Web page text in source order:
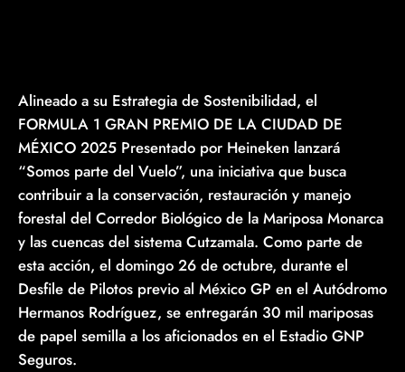
Alineado a su Estrategia de Sostenibilidad, el
FORMULA 1 GRAN PREMIO DE LA CIUDAD DE
MÉXICO 2025 Presentado por Heineken lanzará
“Somos parte del Vuelo”, una iniciativa que busca
contribuir a la conservación, restauración y manejo
forestal del Corredor Biológico de la Mariposa Monarca
y las cuencas del sistema Cutzamala. Como parte de
esta acción, el domingo 26 de octubre, durante el
Desfile de Pilotos previo al México GP en el Autódromo
Hermanos Rodríguez, se entregarán 30 mil mariposas
de papel semilla a los aficionados en el Estadio GNP
Seguros.